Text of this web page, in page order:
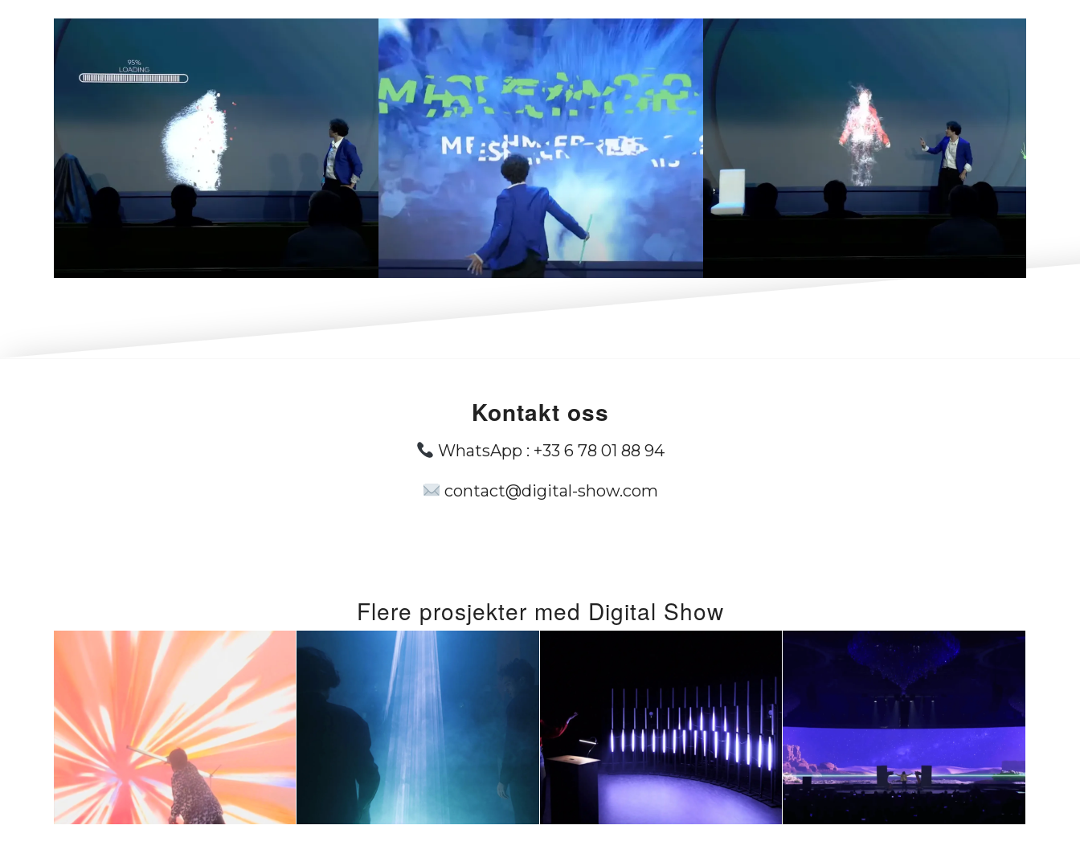
Kontakt oss
WhatsApp : +33 6 78 01 88 94
contact@digital-show.com
Flere prosjekter med Digital Show
Digitalt magishow
med ny teknologi
for arrangementer
juni 13, 2024
Sensasjonelt
tyveri-show i et
kunstgalleri
lysinstallasjon:
Kjenn magien i
hendene dine
juni 8, 2024
AI-opplevelser for
innovative
bedriftsarrangementer
februar 6, 2025